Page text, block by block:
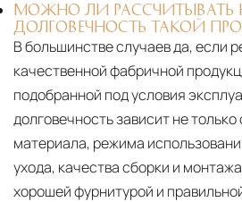
МОЖНО ЛИ РАССЧИТЫВАТЬ
ДОЛГОВЕЧНОСТЬ ТАКОЙ
В большинстве случаев да, если
качественной фабричной
подобранной под условия
долговечность зависит не
материала, режима
ухода, качества сборки и
хорошей фурнитурой и